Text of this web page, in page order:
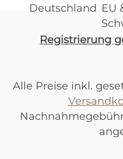
Registrierung
Alle Preise inkl.